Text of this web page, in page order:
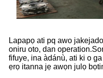
Lapapọ ati pq awo
oniru oto, dan
fifuye, ina àdánù, ati ki o
ẹrọ itanna jẹ awọn julọ